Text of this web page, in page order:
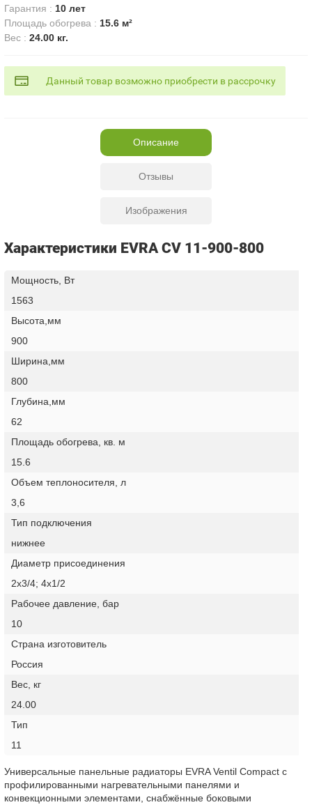
Гарантия : 10 лет
Площадь обогрева : 15.6 м²
Вес :24.00 кг.
Данный товар возможно приобрести в рассрочку
Описание
Отзывы
Изображения
Характеристики EVRA CV 11-900-800
Мощность, Вт
1563
Высота,мм
900
Ширина,мм
800
Глубина,мм
62
Площадь обогрева, кв. м
15.6
Объем теплоносителя, л
3,6
Тип подключения
нижнее
Диаметр присоединения
2х3/4; 4х1/2
Рабочее давление, бар
10
Страна изготовитель
Россия
Вес, кг
24.00
Тип
11
Универсальные панельные радиаторы EVRA Ventil Compact с
профилированными нагревательными панелями и
конвекционными элементами, снабжённые боковыми